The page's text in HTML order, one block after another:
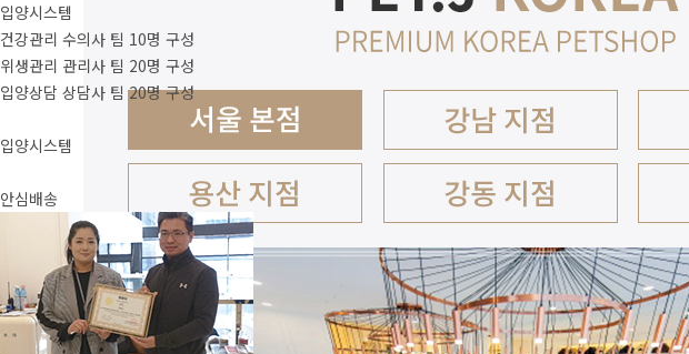
입양시스템
건강관리 수의사 팀 10명 구성
위생관리 관리사 팀 20명 구성
입양상담 상담사 팀 20명 구성
입양시스템
안심배송